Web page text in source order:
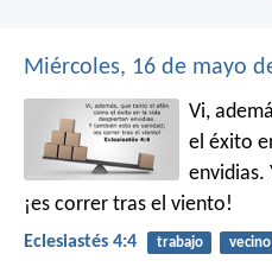
Miércoles, 16 de mayo
Vi,
el éxito
envidias.
¡es correr tras el viento!
Eclesiastés 4:4 trabajo vecino